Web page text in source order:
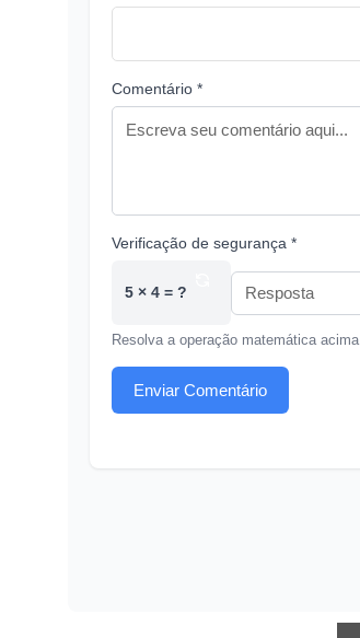
Comentário *
Verificação de segurança *
5 × 4 = ?
Resolva a operação matemática acima
Enviar Comentário